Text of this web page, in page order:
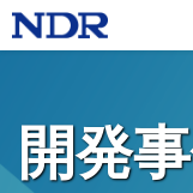
開発